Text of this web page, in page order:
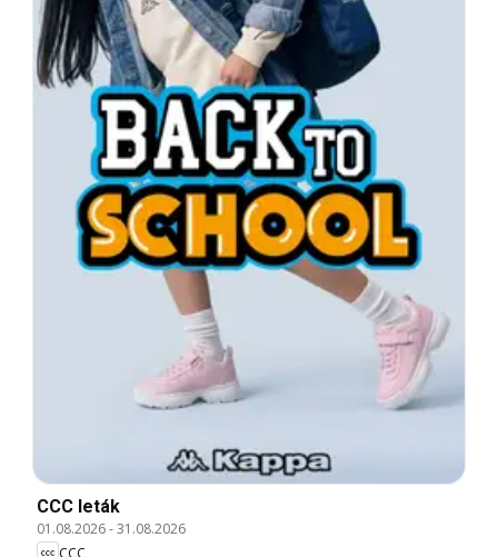
CCC leták
01.08.2026-31.08.2026
CCC